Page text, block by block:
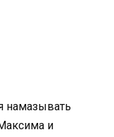
намазывать
и